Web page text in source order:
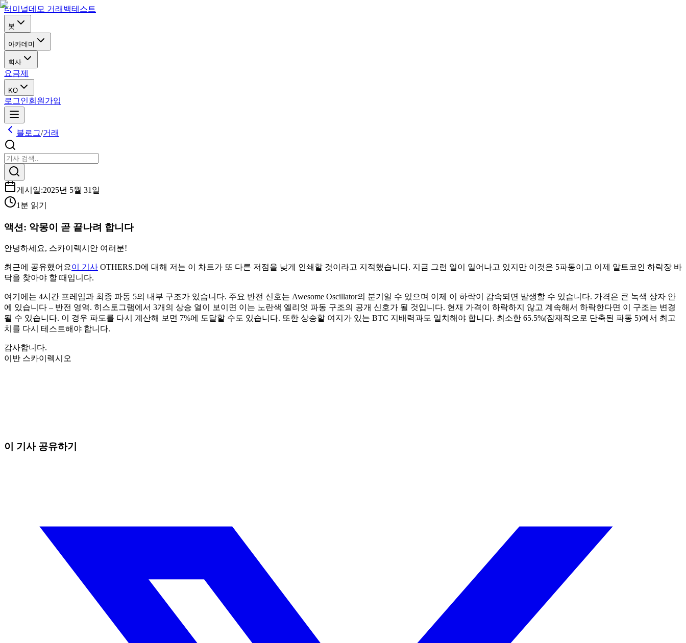
터미널데모 거래 백테스트
봇
아카데미
회사
요금제
KO
로그인회원가입
블로그/거래
게시일:2025년 5월 31일
1분 읽기
액션: 악몽이 곧 끝나려 합니다
안녕하세요, 스카이렉시안 여러분!
최근에 공유했어요이 기사 OTHERS.D에 대해 저는 이 차트가 또 다른 저점을 낮게 인쇄할 것이라고 지적했습니다. 지금 그런 일이 일어나고 있지만 이것은 5파동이고 이제 알트코인 하락장 바
닥을 찾아야 할 때입니다.
여기에는 4시간 프레임과 최종 파동 5의 내부 구조가 있습니다. 주요 반전 신호는 Awesome Oscillator의 분기일 수 있으며 이제 이 하락이 감속되면 발생할 수 있습니다. 가격은 큰 녹색 상자 안
에 있습니다 – 반전 영역. 히스토그램에서 3개의 상승 열이 보이면 이는 노란색 엘리엇 파동 구조의 공개 신호가 될 것입니다. 현재 가격이 하락하지 않고 계속해서 하락한다면 이 구조는 변경
될 수 있습니다. 이 경우 파도를 다시 계산해 보면 7%에 도달할 수도 있습니다. 또한 상승할 여지가 있는 BTC 지배력과도 일치해야 합니다. 최소한 65.5%(잠재적으로 단축된 파동 5)에서 최고
치를 다시 테스트해야 합니다.
감사합니다.
이반 스카이렉시오
이 기사 공유하기